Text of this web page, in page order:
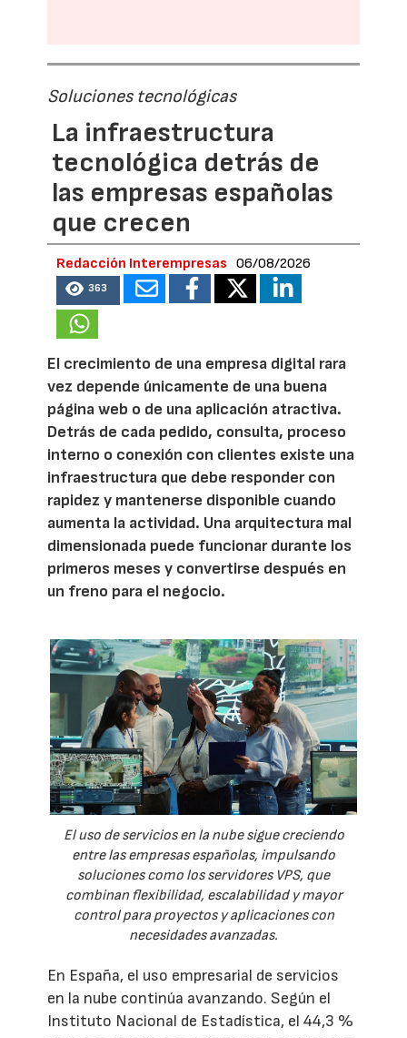
Soluciones tecnológicas
La infraestructura
tecnológica detrás de
las empresas españolas
que crecen
Redacción Interempresas 06/08/2026
363
El crecimiento de una empresa digital rara
vez depende únicamente de una buena
página web o de una aplicación atractiva.
Detrás de cada pedido, consulta, proceso
interno o conexión con clientes existe una
infraestructura que debe responder con
rapidez y mantenerse disponible cuando
aumenta la actividad. Una arquitectura mal
dimensionada puede funcionar durante los
primeros meses y convertirse después en
un freno para el negocio.
El uso de servicios en la nube sigue creciendo
entre las empresas españolas, impulsando
soluciones como los servidores VPS, que
combinan flexibilidad, escalabilidad y mayor
control para proyectos y aplicaciones con
necesidades avanzadas.
En España, el uso empresarial de servicios
en la nube continúa avanzando. Según el
Instituto Nacional de Estadística, el 44,3 %